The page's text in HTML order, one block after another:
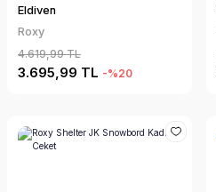
Eldiven
Roxy
4.619,99 TL
3.695,99 TL -%20